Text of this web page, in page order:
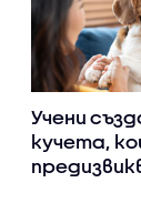
Учени
кучета,